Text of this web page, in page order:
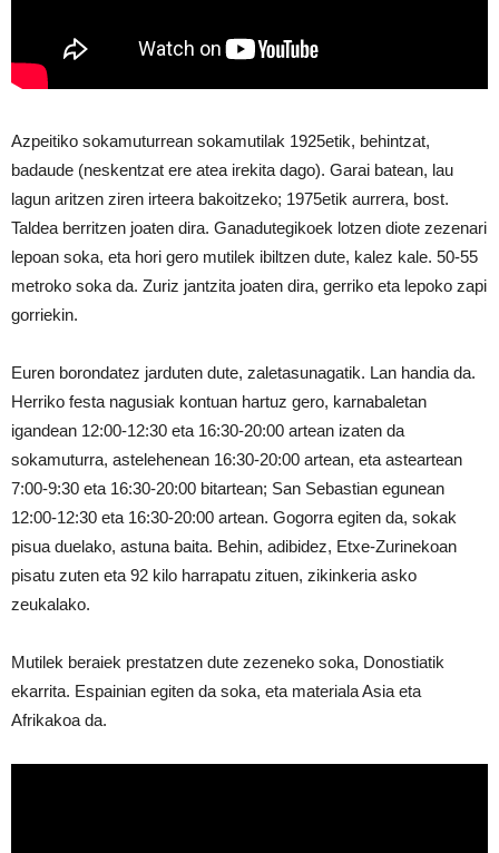
Azpeitiko sokamuturrean sokamutilak 1925etik, behintzat,
badaude (neskentzat ere atea irekita dago). Garai batean, lau
lagun aritzen ziren irteera bakoitzeko; 1975etik aurrera, bost.
Taldea berritzen joaten dira. Ganadutegikoek lotzen diote zezenari
lepoan soka, eta hori gero mutilek ibiltzen dute, kalez kale. 50-55
metroko soka da. Zuriz jantzita joaten dira, gerriko eta lepoko zapi
gorriekin.
Euren borondatez jarduten dute, zaletasunagatik. Lan handia da.
Herriko festa nagusiak kontuan hartuz gero, karnabaletan
igandean 12:00-12:30 eta 16:30-20:00 artean izaten da
sokamuturra, astelehenean 16:30-20:00 artean, eta asteartean
7:00-9:30 eta 16:30-20:00 bitartean; San Sebastian egunean
12:00-12:30 eta 16:30-20:00 artean. Gogorra egiten da, sokak
pisua duelako, astuna baita. Behin, adibidez, Etxe-Zurinekoan
pisatu zuten eta 92 kilo harrapatu zituen, zikinkeria asko
zeukalako.
Mutilek beraiek prestatzen dute zezeneko soka, Donostiatik
ekarrita. Espainian egiten da soka, eta materiala Asia eta
Afrikakoa da.